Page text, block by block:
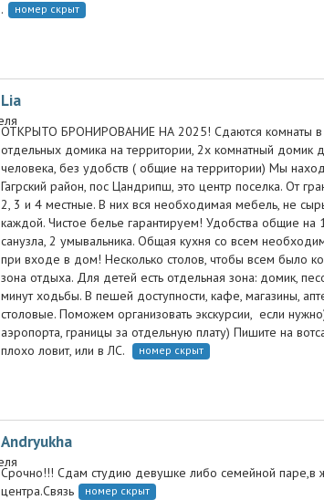
.
номер скрыт
Lia
ОТКРЫТО БРОНИРОВАНИЕ НА 2025! Сдаются комнаты в
отдельных домика на территории, 2х комнатный домик
человека, без удобств ( общие на территории) Мы
Гагрский район, пос Цандрипш, это центр поселка. От
2, 3 и 4 местные. В них вся необходимая мебель, не
каждой. Чистое белье гарантируем! Удобства общие
санузла, 2 умывальника. Общая кухня со всем
при входе в дом! Несколько столов, чтобы всем было
зона отдыха. Для детей есть отдельная зона: домик,
минут ходьбы. В пешей доступности, кафе, магазины,
столовые. Поможем организовать экскурсии, если
аэропорта, границы за отдельную плату) Пишите на
плохо ловит, или в ЛС.
номер скрыт
Andryukha
Срочно!!! Сдам студию девушке либо семейной паре,в
центра.Связь
номер скрыт